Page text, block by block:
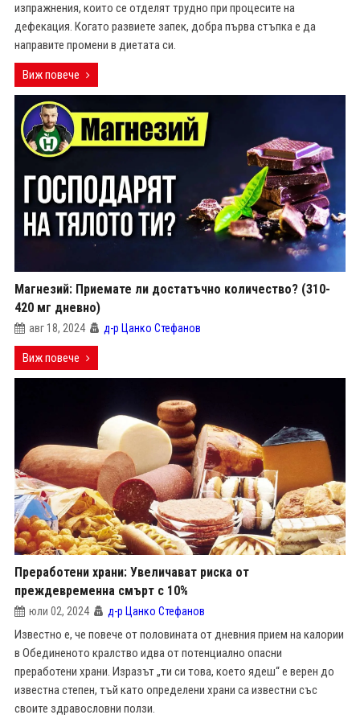
изпражнения, които се отделят трудно при процесите на
дефекация. Когато развиете запек, добра първа стъпка е да
направите промени в диетата си.
Виж повече
Магнезий: Приемате ли достатъчно количество? (310-
420 мг дневно)
авг 18, 2024 д-р Цанко Стефанов
Виж повече
Преработени храни: Увеличават риска от
преждевременна смърт с 10%
юли 02, 2024 д-р Цанко Стефанов
Известно е, че повече от половината от дневния прием на калории
в Обединеното кралство идва от потенциално опасни
преработени храни. Изразът „ти си това, което ядеш“ е верен до
известна степен, тъй като определени храни са известни със
своите здравословни ползи.